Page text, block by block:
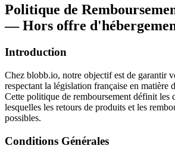
Politique de
— Hors offre
Introduction
Chez blobb.io, notre objectif est de garantir
respectant la législation française en matière
Cette politique de remboursement définit les
lesquelles les retours de produits et les
possibles.
Conditions Générales